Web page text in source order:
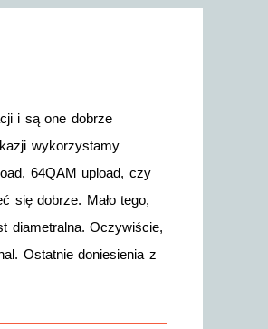
i są one dobrze
wykorzystamy
64QAM upload, czy
się dobrze. Mało tego,
diametralna. Oczywiście,
Ostatnie doniesienia z